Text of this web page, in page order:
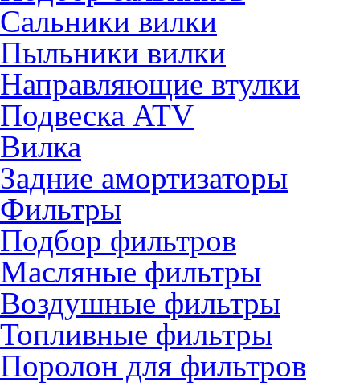
Сальники вилки
Пыльники вилки
Направляющие втулки
Подвеска ATV
Вилка
Задние амортизаторы
Фильтры
Подбор фильтров
Масляные фильтры
Воздушные фильтры
Топливные фильтры
Поролон для фильтров